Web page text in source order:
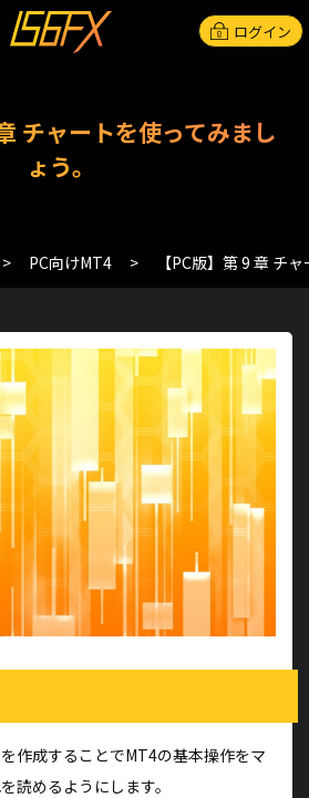
ログイン
チャートを使ってみまし
ょう。
PC向けMT4 【PC版】第 9 章 チ
作成することでMT4の基本操作をマ
読めるようにします。